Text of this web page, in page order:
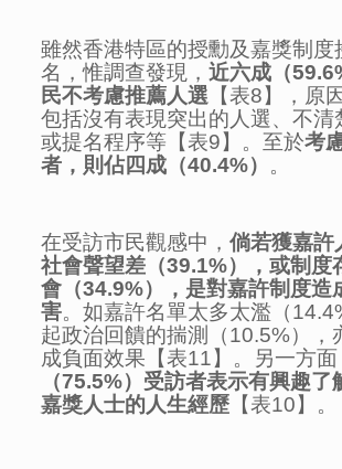
雖然香港特區的授勳及嘉獎制度
名，惟調查發現，近六成（
民不考慮推薦人選 【表8】，原
包括沒有表現突出的人選、不清
或提名程序等【表9】。至於考
者，則佔四成（40.4%） 。
在受訪市民觀感中，倘若獲嘉許
社會聲望差（39.1%），或制度
會（34.9%），是對嘉許制度造
害。如嘉許名單太多太濫（
起政治回饋的揣測（10.5%），
成負面效果【表11】。另一方
（75.5%）受訪者表示有興趣了
嘉獎人士的人生經歷 【表10】。